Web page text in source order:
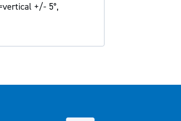
+/- 5°,